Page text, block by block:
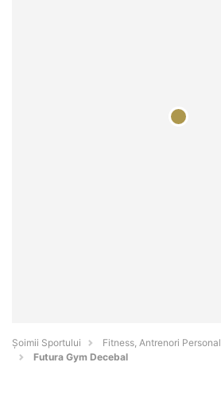
Șoimii Sportului
Fitness, Antrenori
Futura Gym Decebal